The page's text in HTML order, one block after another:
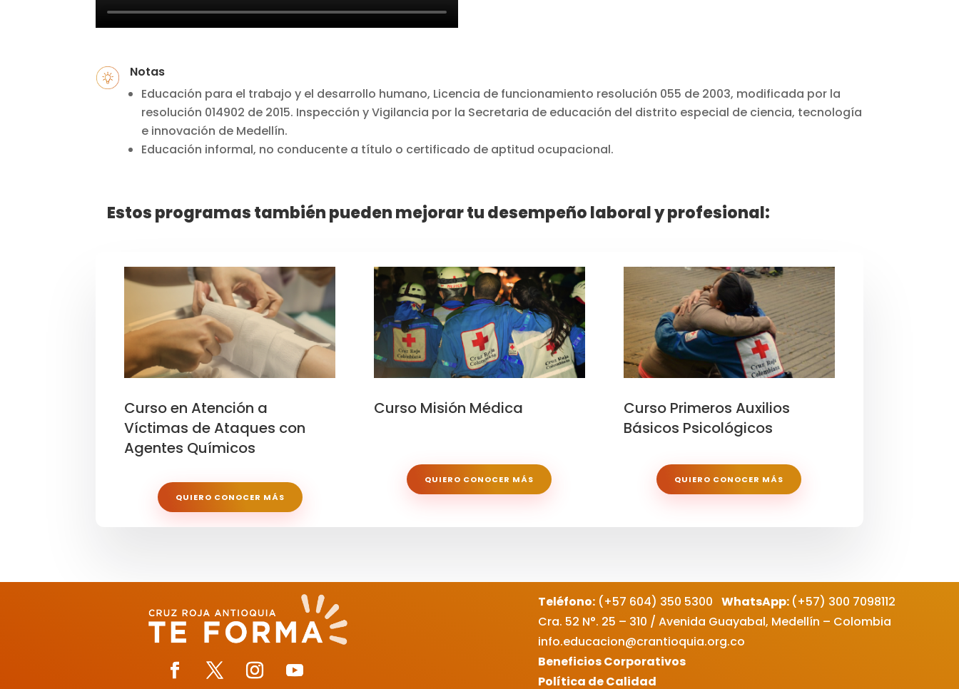
Notas
Educación para el trabajo y el desarrollo humano, Licencia de funcionamiento resolución 055 de 2003, modificada por la
resolución 014902 de 2015. Inspección y Vigilancia por la Secretaria de educación del distrito especial de ciencia, tecnología
e innovación de Medellín.
Educación informal, no conducente a título o certificado de aptitud ocupacional.
Estos programas también pueden mejorar tu desempeño laboral y profesional:
Curso en Atención a
Víctimas de Ataques con
Agentes Químicos
QUIERO CONOCER MÁS
Curso Misión Médica
QUIERO CONOCER MÁS
Curso Primeros Auxilios
Básicos Psicológicos
QUIERO CONOCER MÁS
Teléfono:(+57 604) 350 5300 WhatsApp: (+57) 300 7098112
Cra. 52 N°. 25 – 310 / Avenida Guayabal, Medellín – Colombia
info.educacion@crantioquia.org.co
Beneficios Corporativos
Política de Calidad